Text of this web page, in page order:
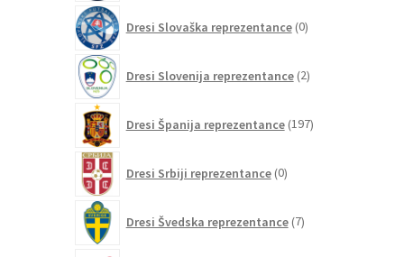
Dresi Slovaška reprezentance 0izdelkov
Dresi Slovenija reprezentance 2izdelka
Dresi Španija reprezentance 197izdelkov
Dresi Srbiji reprezentance 0izdelkov
Dresi Švedska reprezentance 7izdelkov